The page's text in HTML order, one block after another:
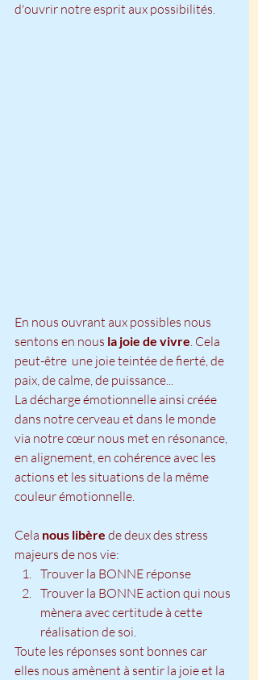
d'ouvrir notre esprit aux possibilités.
En nous ouvrant aux possibles nous
sentons en nous la joie de vivre. Cela
peut-être  une joie teintée de fierté, de
paix, de calme, de puissance...
La décharge émotionnelle ainsi créée
dans notre cerveau et dans le monde
via notre cœur nous met en résonance,
en alignement, en cohérence avec les
actions et les situations de la même
couleur émotionnelle.
Cela nous libère de deux des stress
majeurs de nos vie:
Trouver la BONNE réponse
Trouver la BONNE action qui nous
mènera avec certitude à cette
réalisation de soi.
Toute les réponses sont bonnes car
elles nous amènent à sentir la joie et la